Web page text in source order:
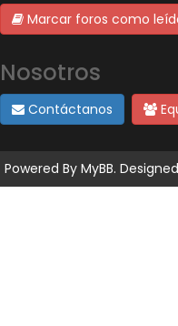
Marcar foros como
Nosotros
Contáctanos
Powered By MyBB.